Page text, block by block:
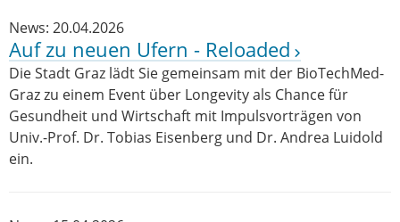
News: 20.04.2026
Auf zu neuen Ufern - Reloaded
Die Stadt Graz lädt Sie gemeinsam mit der BioTechMed-
Graz zu einem Event über Longevity als Chance für
Gesundheit und Wirtschaft mit Impulsvorträgen von
Univ.-Prof. Dr. Tobias Eisenberg und Dr. Andrea Luidold
ein.